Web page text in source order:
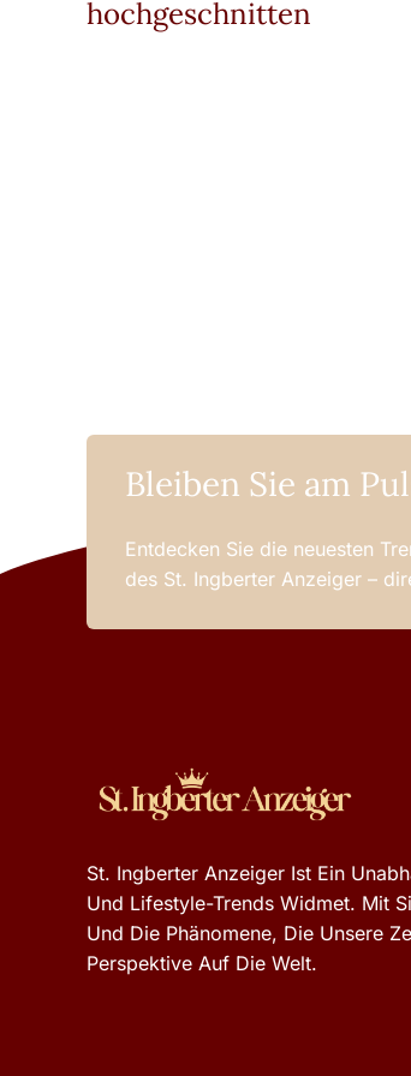
hochgeschnitten
Bleiben Sie am
Entdecken Sie die neuesten
des St. Ingberter Anzeiger –
St. Ingberter Anzeiger Ist Ein
Und Lifestyle-Trends Widmet. Mit
Und Die Phänomene, Die Unsere
Perspektive Auf Die Welt.